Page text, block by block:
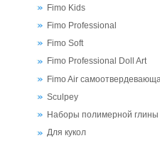
Fimo Kids
Fimo Professional
Fimo Soft
Fimo Professional Doll Art
Fimo Air
Sculpey
Наборы полимерной глины
Для кукол